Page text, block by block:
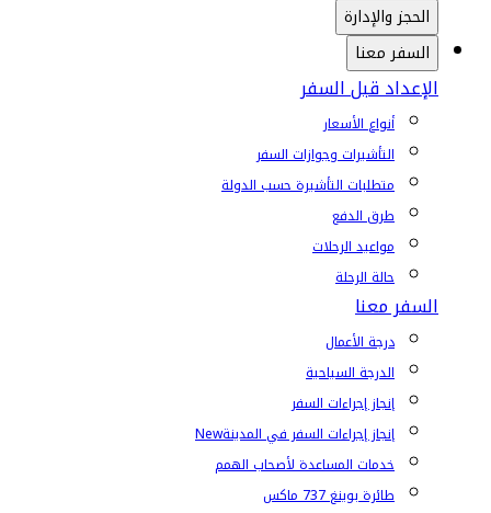
الحجز والإدارة
السفر معنا
الإعداد قبل السفر
أنواع الأسعار
التأشيرات وجوازات السفر
متطلبات التأشيرة حسب الدولة
طرق الدفع
مواعيد الرحلات
حالة الرحلة
السفر معنا
درجة الأعمال
الدرجة السياحية
إنجاز إجراءات السفر
إنجاز إجراءات السفر في المدينةNew
خدمات المساعدة لأصحاب الهمم
طائرة بوينغ 737 ماكس